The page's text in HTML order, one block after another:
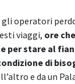
operatori
viaggi, ore
per stare al
di
e da un